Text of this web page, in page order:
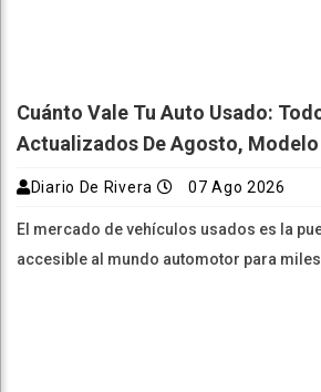
Cuánto Vale Tu Auto Usado:
Actualizados De Agosto,
Diario De Rivera 07 Ago 2026
El mercado de vehículos usados es la
accesible al mundo automotor para